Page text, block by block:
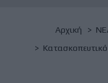
Αρχική